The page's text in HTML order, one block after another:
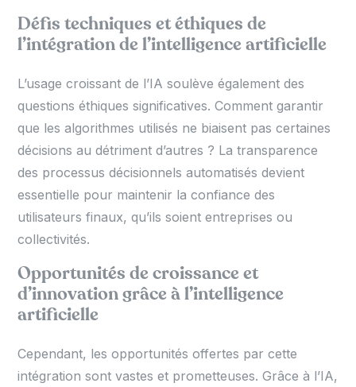
Défis techniques et éthiques de
l’intégration de l’intelligence artificielle
L’usage croissant de l’IA soulève également des
questions éthiques significatives. Comment garantir
que les algorithmes utilisés ne biaisent pas certaines
décisions au détriment d’autres ? La transparence
des processus décisionnels automatisés devient
essentielle pour maintenir la confiance des
utilisateurs finaux, qu’ils soient entreprises ou
collectivités.
Opportunités de croissance et
d’innovation grâce à l’intelligence
artificielle
Cependant, les opportunités offertes par cette
intégration sont vastes et prometteuses. Grâce à l’IA,